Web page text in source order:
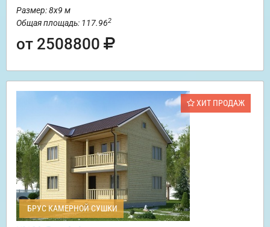
Размер: 8х9 м
Общая площадь: 117.962
от 2508800
ХИТ ПРОДАЖ
БРУС КАМЕРНОЙ СУШКИ